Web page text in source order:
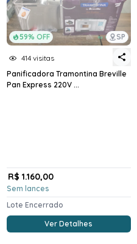
59% OFF SP
414 visitas
Panificadora Tramontina Breville
Pan Express 220V ...
R$ 1.160,00
Sem lances
Lote Encerrado
Ver Detalhes